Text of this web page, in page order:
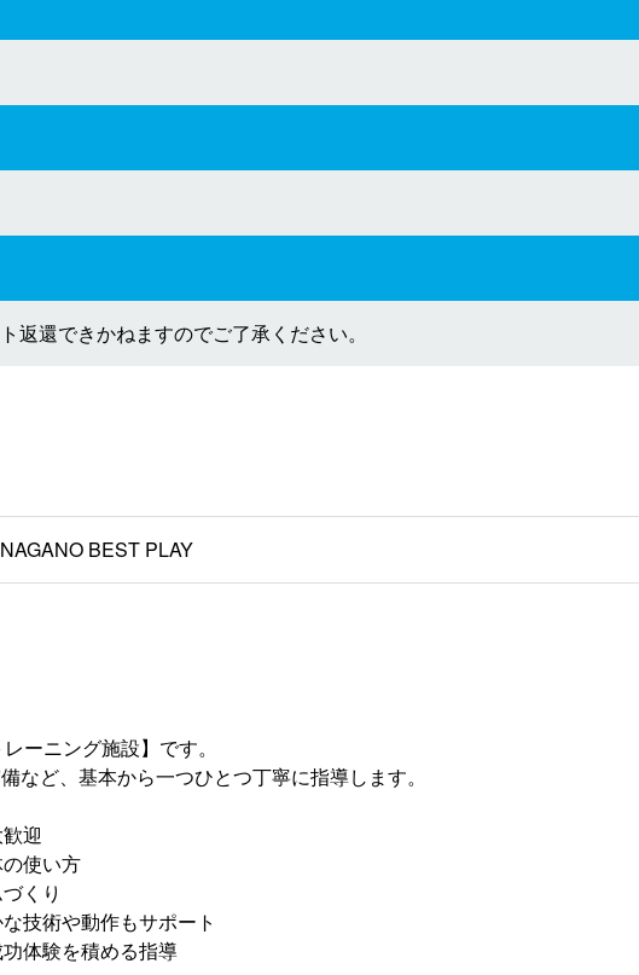
返還できかねますのでご了承ください。
NAGANO BEST PLAY
ーニング施設】です。
など、基本から一つひとつ丁寧に指導します。
迎
使い方
くり
技術や動作もサポート
体験を積める指導